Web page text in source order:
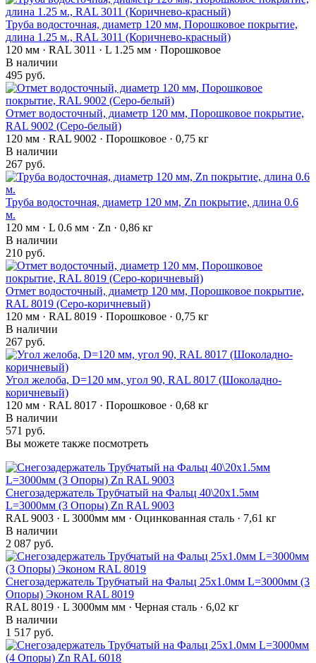
Труба водосточная, диаметр 120 мм, Порошковое покрытие,
длина 1.25 м., RAL 3011 (Коричнево-красный)
120 мм · RAL 3011 · L 1.25 мм · Порошковое
В наличии
495 руб.
Отмет водосточный, диаметр 120 мм, Порошковое покрытие,
RAL 9002 (Серо-белый)
120 мм · RAL 9002 · Порошковое · 0,75 кг
В наличии
267 руб.
Труба водосточная, диаметр 120 мм, Zn покрытие, длина 0.6
м.
120 мм · L 0.6 мм · Zn · 0,86 кг
В наличии
210 руб.
Отмет водосточный, диаметр 120 мм, Порошковое покрытие,
RAL 8019 (Серо-коричневый)
120 мм · RAL 8019 · Порошковое · 0,75 кг
В наличии
267 руб.
Угол желоба, D=120 мм, угол 90, RAL 8017 (Шоколадно-
коричневый)
120 мм · RAL 8017 · Порошковое · 0,68 кг
В наличии
571 руб.
Вы можете также посмотреть
Снегозадержатель Трубчатый на Фальц 40\20х1.5мм
L=3000мм (3 Опоры) Zn RAL 9003
RAL 9003 · L 3000мм мм · Оцинкованная сталь · 7,61 кг
В наличии
2 087 руб.
Снегозадержатель Трубчатый на Фальц 25х1.0мм L=3000мм (3
Опоры) Эконом RAL 8019
RAL 8019 · L 3000мм мм · Черная сталь · 6,02 кг
В наличии
1 517 руб.